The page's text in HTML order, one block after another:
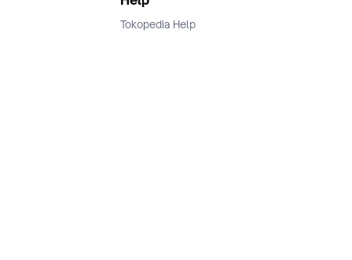
Tokopedia Help